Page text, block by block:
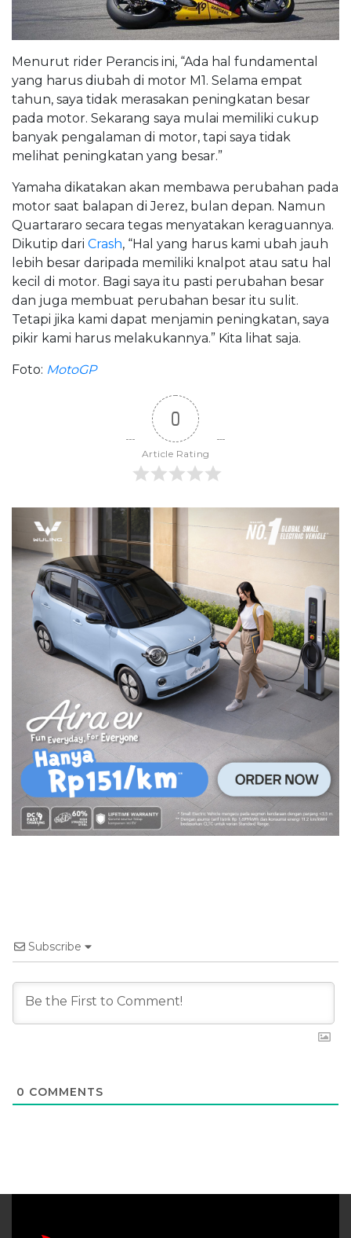
Menurut rider Perancis ini, “Ada hal fundamental
yang harus diubah di motor M1. Selama empat
tahun, saya tidak merasakan peningkatan besar
pada motor. Sekarang saya mulai memiliki cukup
banyak pengalaman di motor, tapi saya tidak
melihat peningkatan yang besar.”
Yamaha dikatakan akan membawa perubahan pada
motor saat balapan di Jerez, bulan depan. Namun
Quartararo secara tegas menyatakan keraguannya.
Dikutip dari Crash, “Hal yang harus kami ubah jauh
lebih besar daripada memiliki knalpot atau satu hal
kecil di motor. Bagi saya itu pasti perubahan besar
dan juga membuat perubahan besar itu sulit.
Tetapi jika kami dapat menjamin peningkatan, saya
pikir kami harus melakukannya.” Kita lihat saja.
Foto: MotoGP
0
Article Rating
Subscribe
0 COMMENTS